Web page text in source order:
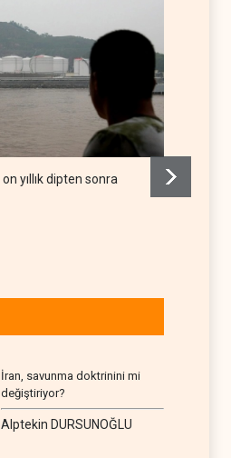
yıllık dipten sonra
İran, savunma doktrinini mi
değiştiriyor?
Alptekin DURSUNOĞLU